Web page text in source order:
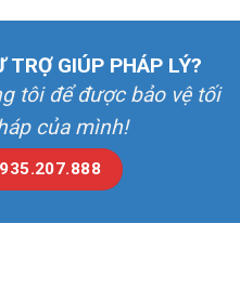
GIÚP PHÁP LÝ?
tôi để được bảo vệ tối
của mình!